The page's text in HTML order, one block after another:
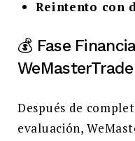
Reintento con
💰 Fase
WeMasterTrade
Después de
evaluación,